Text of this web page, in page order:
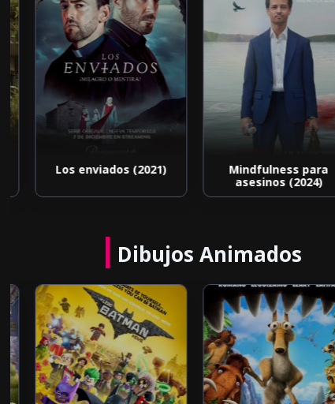
Los enviados (2021)
Mindfulness para
asesinos (2024)
Dibujos Animados